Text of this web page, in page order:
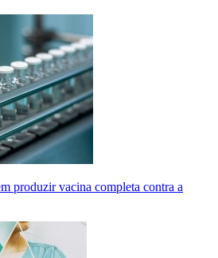
produzir vacina completa contra a